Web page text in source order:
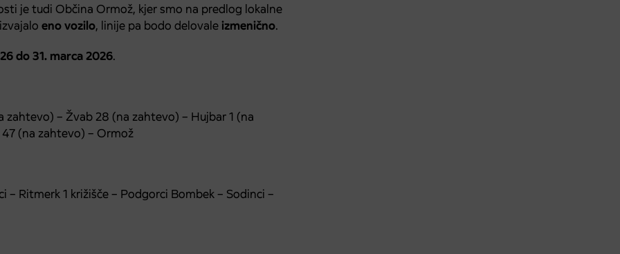
je tudi Občina Ormož, kjer smo na predlog lokalne
eno vozilo, linije pa bodo delovaleizmenično.
do 31. marca 2026.
zahtevo) – Žvab 28 (na zahtevo) – Hujbar 1 (na
(na zahtevo) – Ormož
– Ritmerk 1 križišče – Podgorci Bombek – Sodinci –